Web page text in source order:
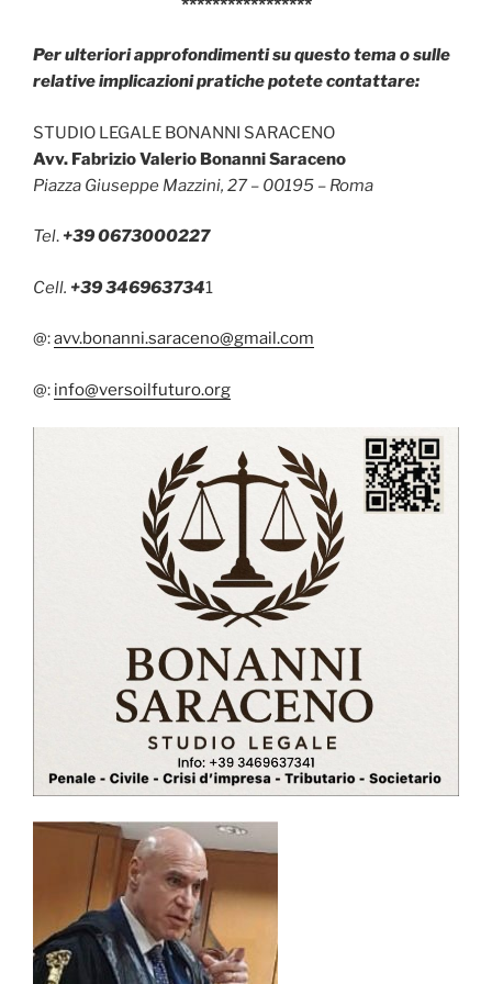
*****************
Per ulteriori approfondimenti su questo tema o sulle
relative implicazioni pratiche potete contattare:
STUDIO LEGALE BONANNI SARACENO
Avv. Fabrizio Valerio Bonanni Saraceno
Piazza Giuseppe Mazzini, 27 – 00195 – Roma
Tel.+39 0673000227
Cell. +39 3469637341
@:avv.bonanni.saraceno@gmail.com
@: info@versoilfuturo.org